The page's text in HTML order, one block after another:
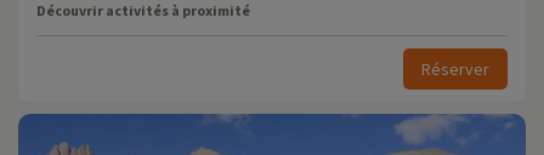
Découvrir activités à proximité
Réserver